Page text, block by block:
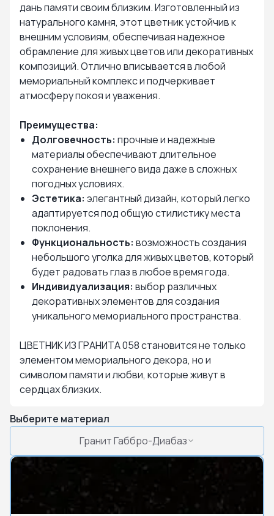
дань памяти своим близким. Изготовленный из
натурального камня, этот цветник устойчив к
внешним условиям, обеспечивая надежное
обрамление для живых цветов или декоративных
композиций. Отлично вписывается в любой
мемориальный комплекс и подчеркивает
атмосферу покоя и уважения.
Преимущества:
Долговечность: прочные и надежные
материалы обеспечивают длительное
сохранение внешнего вида даже в сложных
погодных условиях.
Эстетика: элегантный дизайн, который легко
адаптируется под общую стилистику места
поклонения.
Функциональность: возможность создания
небольшого уголка для живых цветов, который
будет радовать глаз в любое время года.
Индивидуализация: выбор различных
декоративных элементов для создания
уникального мемориального пространства.
ЦВЕТНИК ИЗ ГРАНИТА 058 становится не только
элементом мемориального декора, но и
символом памяти и любви, которые живут в
сердцах близких.
Выберите материал
Гранит Габбро-Диабаз